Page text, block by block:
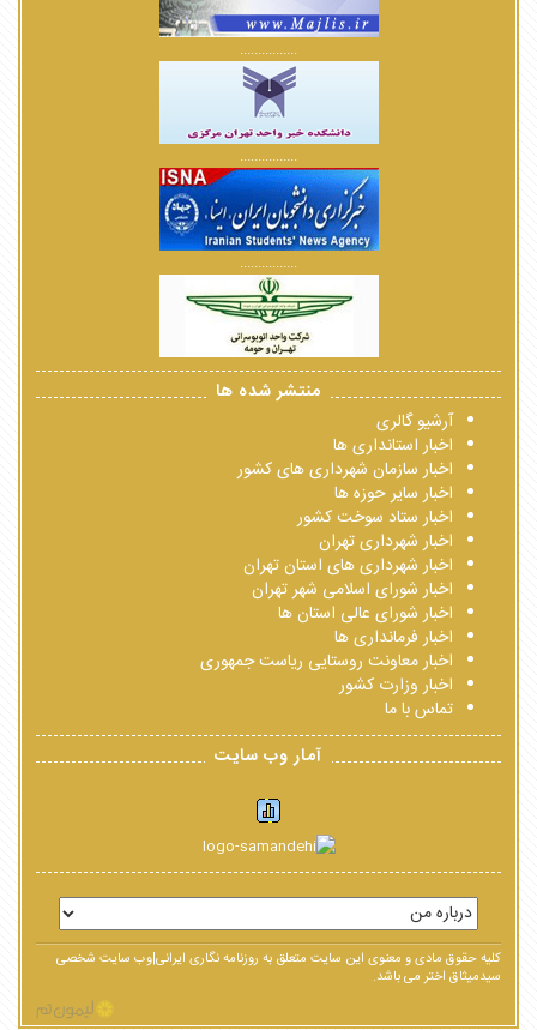
................
................
................
منتشر شده ها
آرشیو گالری
اخبار استانداری ها
اخبار سازمان شهرداری های کشور
اخبار سایر حوزه ها
اخبار ستاد سوخت کشور
اخبار شهرداری تهران
اخبار شهرداری های استان تهران
اخبار شورای اسلامی شهر تهران
اخبار شورای عالی استان ها
اخبار فرمانداری ها
اخبار معاونت روستایی ریاست جمهوری
اخبار وزارت کشور
تماس با ما
آمار وب سایت
کلیه حقوق مادی و معنوی این سایت متعلق به روزنامه نگاری ایرانی|وب سایت شخصی
سیدمیثاق اختر می باشد.